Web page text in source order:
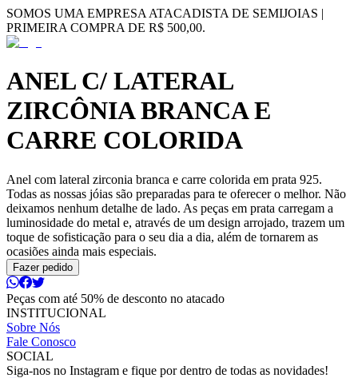
SOMOS UMA EMPRESA ATACADISTA DE SEMIJOIAS |
PRIMEIRA COMPRA DE R$ 500,00.
ANEL C/ LATERAL
ZIRCÔNIA BRANCA E
CARRE COLORIDA
Anel com lateral zirconia branca e carre colorida em prata 925.
Todas as nossas jóias são preparadas para te oferecer o melhor. Não
deixamos nenhum detalhe de lado. As peças em prata carregam a
luminosidade do metal e, através de um design arrojado, trazem um
toque de sofisticação para o seu dia a dia, além de tornarem as
ocasiões ainda mais especiais.
Fazer pedido
Peças com até 50% de desconto no atacado
INSTITUCIONAL
Sobre Nós
Fale Conosco
SOCIAL
Siga-nos no Instagram e fique por dentro de todas as novidades!